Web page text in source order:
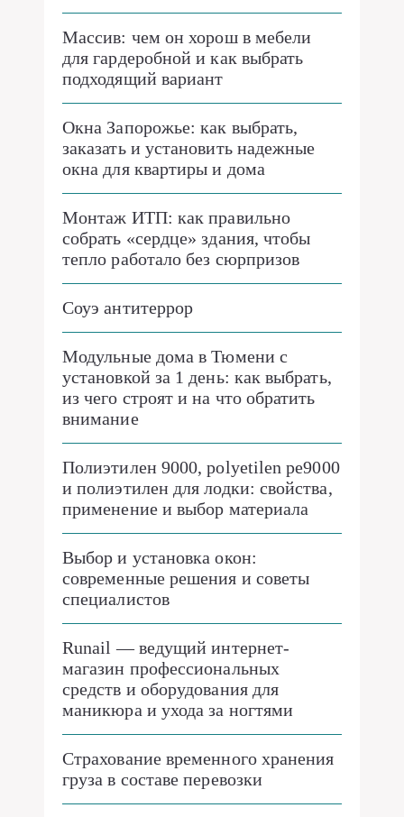
Массив: чем он хорош в мебели
для гардеробной и как выбрать
подходящий вариант
Окна Запорожье: как выбрать,
заказать и установить надежные
окна для квартиры и дома
Монтаж ИТП: как правильно
собрать «сердце» здания, чтобы
тепло работало без сюрпризов
Соуэ антитеррор
Модульные дома в Тюмени с
установкой за 1 день: как выбрать,
из чего строят и на что обратить
внимание
Полиэтилен 9000, polyetilen pe9000
и полиэтилен для лодки: свойства,
применение и выбор материала
Выбор и установка окон:
современные решения и советы
специалистов
Runail — ведущий интернет-
магазин профессиональных
средств и оборудования для
маникюра и ухода за ногтями
Страхование временного хранения
груза в составе перевозки